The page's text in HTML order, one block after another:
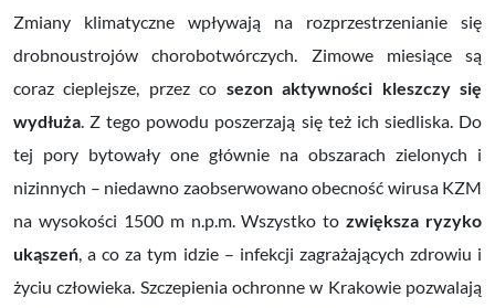
Zmiany klimatyczne wpływają na rozprzestrzenianie się
drobnoustrojów chorobotwórczych. Zimowe miesiące są
coraz cieplejsze, przez co sezon aktywności kleszczy się
wydłuża. Z tego powodu poszerzają się też ich siedliska. Do
tej pory bytowały one głównie na obszarach zielonych i
nizinnych – niedawno zaobserwowano obecność wirusa KZM
na wysokości 1500 m n.p.m. Wszystko tozwiększa ryzyko
ukąszeń, a co za tym idzie – infekcji zagrażających zdrowiu i
życiu człowieka. Szczepienia ochronne w Krakowie pozwalają